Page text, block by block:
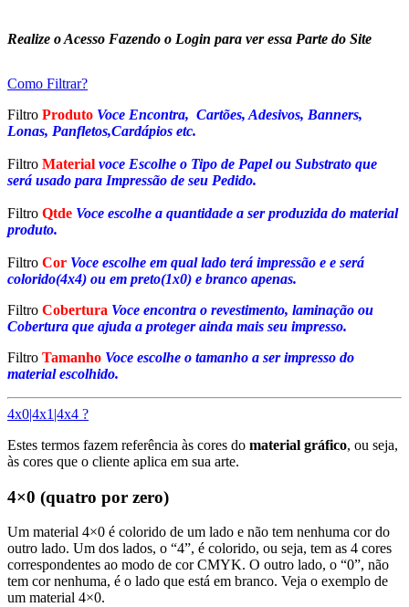
Realize o Acesso Fazendo o Login para ver essa Parte do Site
Como Filtrar?
Filtro Produto Voce Encontra, Cartões, Adesivos, Banners,
Lonas, Panfletos,Cardápios etc.
Filtro Material voce Escolhe o Tipo de Papel ou Substrato que
será usado para Impressão de seu Pedido.
Filtro Qtde Voce escolhe a quantidade a ser produzida do material
produto.
Filtro Cor Voce escolhe em qual lado terá impressão e e será
colorido(4x4) ou em preto(1x0) e branco apenas.
Filtro Cobertura Voce encontra o revestimento, laminação ou
Cobertura que ajuda a proteger ainda mais seu impresso.
Filtro Tamanho Voce escolhe o tamanho a ser impresso do
material escolhido.
4x0|4x1|4x4 ?
Estes termos fazem referência às cores do material gráfico, ou seja,
às cores que o cliente aplica em sua arte.
4×0 (quatro por zero)
Um material 4×0 é colorido de um lado e não tem nenhuma cor do
outro lado. Um dos lados, o “4”, é colorido, ou seja, tem as 4 cores
correspondentes ao modo de cor CMYK. O outro lado, o “0”, não
tem cor nenhuma, é o lado que está em branco. Veja o exemplo de
um material 4×0.